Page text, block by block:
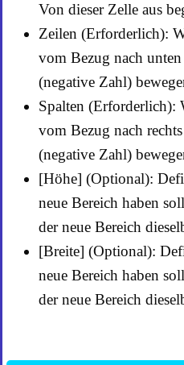
Von dieser Zelle aus
Zeilen (Erforderlich):
vom Bezug nach
(negative Zahl)
Spalten (Erforderlich):
vom Bezug nach
(negative Zahl)
[Höhe] (Optional):
neue Bereich haben
der neue Bereich
[Breite] (Optional):
neue Bereich haben
der neue Bereich